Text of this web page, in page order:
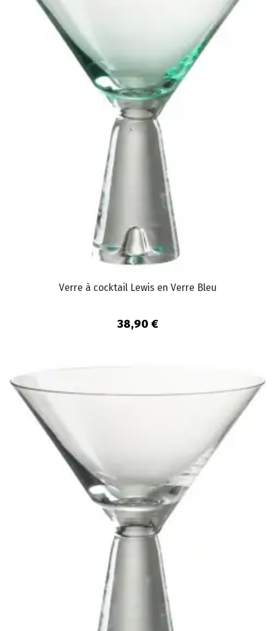
Verre à cocktail Lewis en Verre Bleu
38,90 €